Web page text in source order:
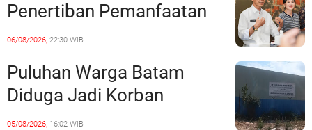
Penertiban Pemanfaatan
Ruang Laut Sesuai
Ketentuan Peraturan
Perundang-undangan
06/08/2026, 22:30 WIB
Puluhan Warga Batam
Diduga Jadi Korban
Penipuan Kavling Hingga
05/08/2026, 16:02 WIB